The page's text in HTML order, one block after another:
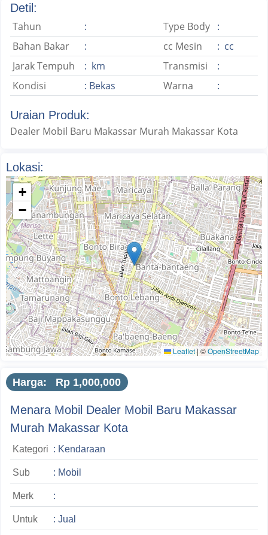
Detil:
Tahun
: Type Body :
Bahan Bakar
: cc Mesin
: cc
Jarak Tempuh
: km Transmisi
:
Kondisi
: Bekas Warna :
Uraian Produk:
Dealer Mobil Baru Makassar Murah Makassar Kota
Lokasi:
+
−
Leaflet |©OpenStreetMap
Harga: Rp 1,000,000
Menara Mobil Dealer Mobil Baru Makassar
Murah Makassar Kota
Kategori : Kendaraan
Sub : Mobil
Merk :
Untuk : Jual